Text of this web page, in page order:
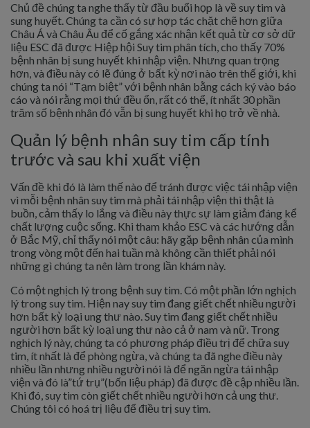
Chủ đề chúng ta nghe thấy từ đầu buổi họp là về suy tim và
sung huyết. Chúng ta cần có sự hợp tác chặt chẽ hơn giữa
Châu Á và Châu Âu để cố gắng xác nhận kết quả từ cơ sở dữ
liệu ESC đã được Hiệp hội Suy tim phân tích, cho thấy 70%
bệnh nhân bị sung huyết khi nhập viện. Nhưng quan trọng
hơn, và điều này có lẽ đúng ở bất kỳ nơi nào trên thế giới, khi
chúng ta nói “Tạm biệt” với bệnh nhân bằng cách ký vào báo
cáo và nói rằng mọi thứ đều ổn, rất có thể, ít nhất 30 phần
trăm số bệnh nhân đó vẫn bị sung huyết khi họ trở về nhà.
Quản lý bệnh nhân suy tim cấp tính
trước và sau khi xuất viện
Vấn đề khi đó là làm thế nào để tránh được việc tái nhập viện
vì mỗi bệnh nhân suy tim mà phải tái nhập viện thì thật là
buồn, cảm thấy lo lắng và điều này thực sự làm giảm đáng kể
chất lượng cuộc sống. Khi tham khảo ESC và các hướng dẫn
ở Bắc Mỹ, chỉ thấy nói một câu: hãy gặp bệnh nhân của mình
trong vòng một đến hai tuần mà không cần thiết phải nói
những gì chúng ta nên làm trong lần khám này.
Có một nghịch lý trong bệnh suy tim. Có một phần lớn nghịch
lý trong suy tim. Hiện nay suy tim đang giết chết nhiều người
hơn bất kỳ loại ung thư nào. Suy tim đang giết chết nhiều
người hơn bất kỳ loại ung thư nào cả ở nam và nữ. Trong
nghịch lý này, chúng ta có phương pháp điều trị để chữa suy
tim, ít nhất là để phòng ngừa, và chúng ta đã nghe điều này
nhiều lần nhưng nhiều người nói là để ngăn ngừa tái nhập
viện và đó là”tứ trụ”(bốn liệu pháp) đã được đề cập nhiều lần.
Khi đó, suy tim còn giết chết nhiều người hơn cả ung thư.
Chúng tôi có hoá trị liệu để điều trị suy tim.